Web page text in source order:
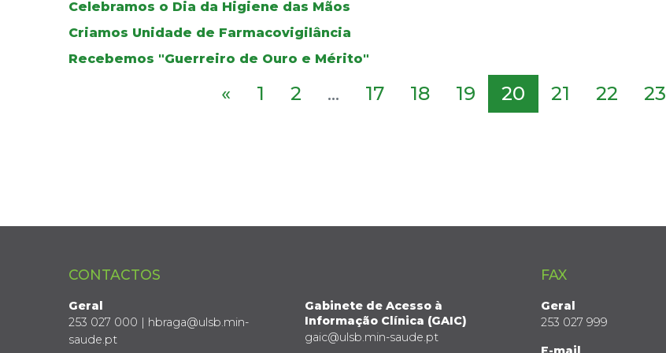
Celebramos o Dia da Higiene das Mãos
Criamos Unidade de Farmacovigilância
Recebemos "Guerreiro de Ouro e Mérito"
« 1 2 ... 17 18 19 20 21 22 23
CONTACTOS
Geral
253 027 000 | hbraga@ulsb.min-
saude.pt
Gabinete de Acesso à
Informação Clínica (GAIC)
gaic@ulsb.min-saude.pt
FAX
Geral
253 027 999